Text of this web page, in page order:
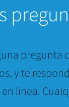
pregunta
y te
línea.